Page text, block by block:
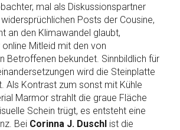
mal als Diskussionspartner
Posts der Cousine,
an den Klimawandel glaubt,
Mitleid mit den von
Betroffenen bekundet. Sinnbildlich für
wird die Steinplatte
Als Kontrast zum sonst mit Kühle
Marmor strahlt die graue Fläche
Schein trügt, es entsteht eine
Bei Corinna J. Duschl ist die